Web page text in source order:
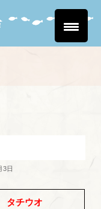
3日
タチウオ